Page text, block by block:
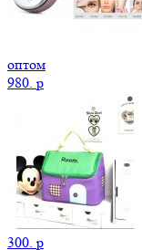
оптом
980. p
300. p